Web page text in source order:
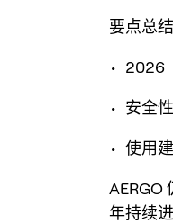
要点总结
• 2026
• 安全
• 使用
AERGO
年持续